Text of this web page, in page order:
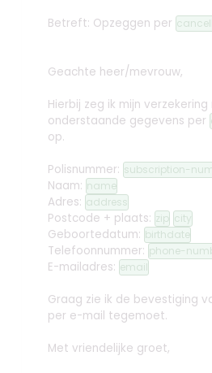
Betreft: Opzeggen per
Geachte heer/mevrouw,
Hierbij zeg ik mijn
onderstaande gegevens per
op.
Polisnummer: subscription-
Naam: name
Adres: address
Postcode + plaats: zip city
Geboortedatum: birthdate
Telefoonnummer: phone-
E-mailadres: email
Graag zie ik de bevestiging
per e-mail tegemoet.
Met vriendelijke groet,